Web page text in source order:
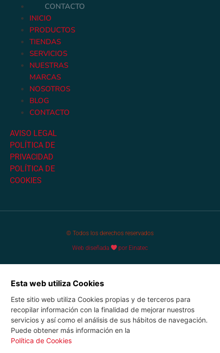
CONTACTO
INICIO
PRODUCTOS
TIENDAS
SERVICIOS
NUESTRAS
MARCAS
NOSOTROS
BLOG
CONTACTO
AVISO LEGAL
POLÍTICA DE
PRIVACIDAD
POLÍTICA DE
COOKIES
© Todos los derechos reservados
Web diseñada por Einatec
Esta web utiliza Cookies
Este sitio web utiliza Cookies propias y de terceros para
recopilar información con la finalidad de mejorar nuestros
servicios y así como el análisis de sus hábitos de navegación.
Puede obtener más información en la
Política de Cookies